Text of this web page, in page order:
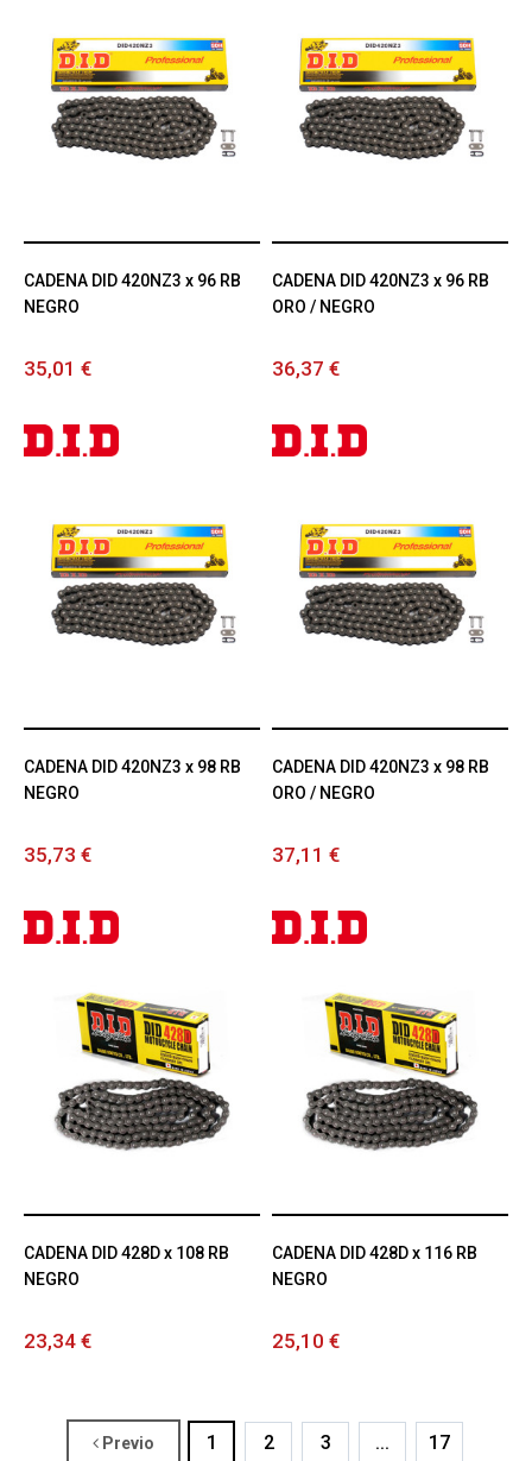
CADENA DID 420NZ3 x 96 RB
NEGRO
35,01 €
CADENA DID 420NZ3 x 96 RB
ORO / NEGRO
36,37 €
CADENA DID 420NZ3 x 98 RB
NEGRO
35,73 €
CADENA DID 420NZ3 x 98 RB
ORO / NEGRO
37,11 €
CADENA DID 428D x 108 RB
NEGRO
23,34 €
CADENA DID 428D x 116 RB
NEGRO
25,10 €
Previo 1 2 3 ... 17